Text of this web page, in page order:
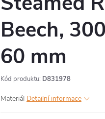
Beech,
60 mm
Kód produktu: D831978
Materiál Detailní informace